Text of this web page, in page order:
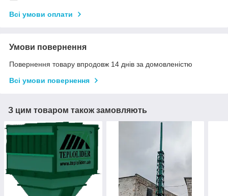
Всі умови оплати
Умови повернення
Повернення товару впродовж 14 днів за домовленістю
Всі умови повернення
З цим товаром також замовляють